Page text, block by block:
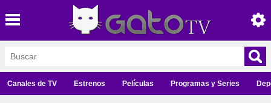
Canales de TV Estrenos Películas Programas y Series